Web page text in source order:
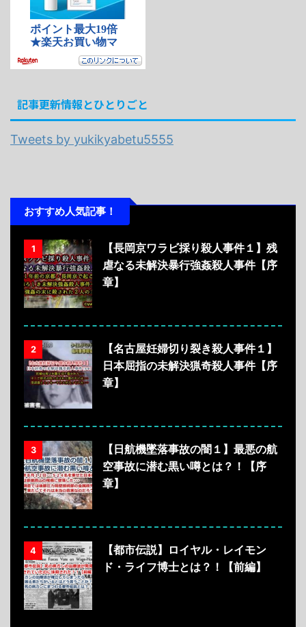
記事更新情報とひとりごと
Tweets by yukikyabetu5555
おすすめ人気記事！
1
【長岡京ワラビ採り殺人事件１】残
虐なる未解決暴行強姦殺人事件【序
章】
2
【名古屋妊婦切り裂き殺人事件１】
日本屈指の未解決猟奇殺人事件【序
章】
3
【日航機墜落事故の闇１】最悪の航
空事故に潜む黒い噂とは？！【序
章】
4
【都市伝説】ロイヤル・レイモン
ド・ライフ博士とは？！【前編】